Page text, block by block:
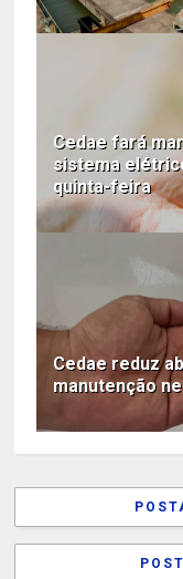
Cedae fará
sistema
quinta-feira
Cedae reduz
manutenção